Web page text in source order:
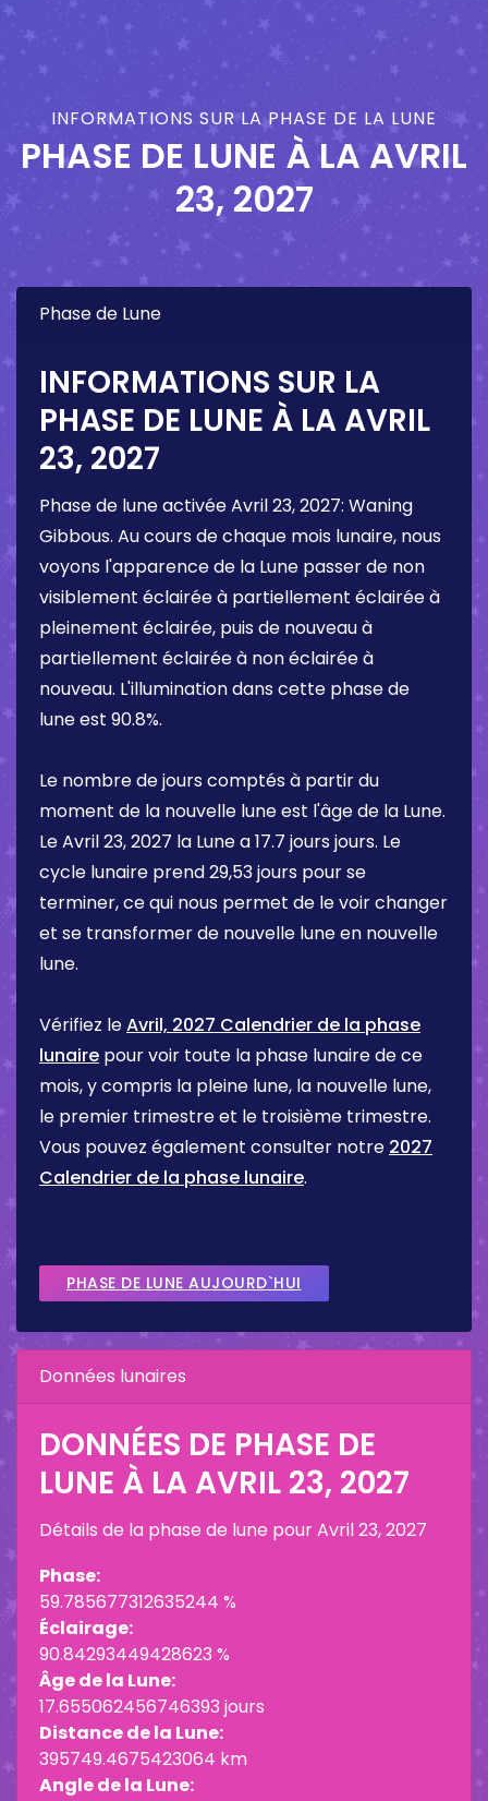
INFORMATIONS SUR LA PHASE DE LA LUNE
PHASE DE LUNE À LAAVRIL
23, 2027
Phase de Lune
INFORMATIONS SUR LA
PHASE DE LUNE À LA AVRIL
23, 2027
Phase de lune activéeAvril 23, 2027: Waning
Gibbous. Au cours de chaque mois lunaire, nous
voyons l'apparence de la Lune passer de non
visiblement éclairée à partiellement éclairée à
pleinement éclairée, puis de nouveau à
partiellement éclairée à non éclairée à
nouveau. L'illumination dans cette phase de
lune est 90.8%.
Le nombre de jours comptés à partir du
moment de la nouvelle lune est l'âge de la Lune.
LeAvril 23, 2027 la Lune a17.7 jours jours. Le
cycle lunaire prend 29,53 jours pour se
terminer, ce qui nous permet de le voir changer
et se transformer de nouvelle lune en nouvelle
lune.
Vérifiez leAvril, 2027 Calendrier de la phase
lunaire pour voir toute la phase lunaire de ce
mois, y compris la pleine lune, la nouvelle lune,
le premier trimestre et le troisième trimestre.
Vous pouvez également consulter notre 2027
Calendrier de la phase lunaire.
PHASE DE LUNE AUJOURD`HUI
Données lunaires
DONNÉES DE PHASE DE
LUNE À LA AVRIL 23, 2027
Détails de la phase de lune pourAvril 23, 2027
Phase:
59.785677312635244 %
Éclairage:
90.84293449428623 %
Âge de la Lune:
17.655062456746393 jours
Distance de la Lune:
395749.4675423064 km
Angle de la Lune: